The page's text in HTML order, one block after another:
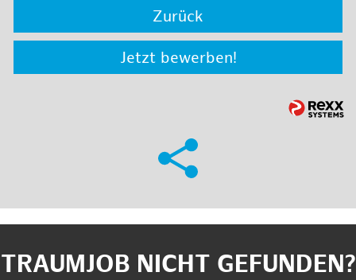
Zurück
Jetzt bewerben!
TRAUMJOB NICHT GEFUNDEN?